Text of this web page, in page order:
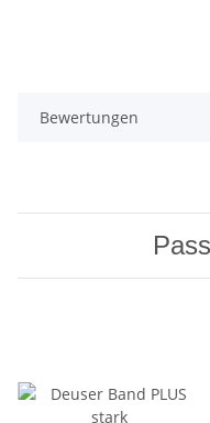
Bewertungen